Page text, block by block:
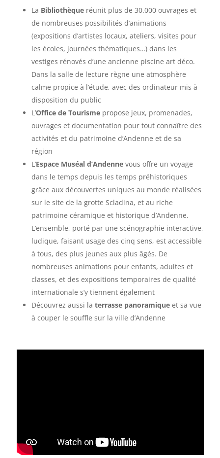
La Bibliothèqueréunit plus de 30.000 ouvrages et
de nombreuses possibilités d’animations
(expositions d’artistes locaux, ateliers, visites pour
les écoles, journées thématiques…) dans les
vestiges rénovés d’une ancienne piscine art déco.
Dans la salle de lecture règne une atmosphère
calme propice à l’étude, avec des ordinateur mis à
disposition du public
L’Office de Tourisme propose jeux, promenades,
ouvrages et documentation pour tout connaître des
activités et du patrimoine d’Andenne et de sa
région
L’Espace Muséal d’Andenne vous offre un voyage
dans le temps depuis les temps préhistoriques
grâce aux découvertes uniques au monde réalisées
sur le site de la grotte Scladina, et au riche
patrimoine céramique et historique d’Andenne.
L’ensemble, porté par une scénographie interactive,
ludique, faisant usage des cinq sens, est accessible
à tous, des plus jeunes aux plus âgés. De
nombreuses animations pour enfants, adultes et
classes, et des expositions temporaires de qualité
internationale s’y tiennent également
Découvrez aussi la terrasse panoramique et sa vue
à couper le souffle sur la ville d’Andenne